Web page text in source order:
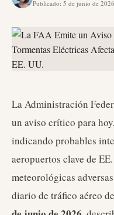
Publicado: 5 de junio de 2026
La Administración
un aviso crítico para
indicando probables
aeropuertos clave de
meteorológicas
diario de tráfico aéreo